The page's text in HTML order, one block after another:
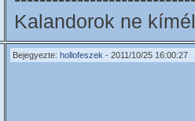
Kalandorok ne
Bejegyezte: hollofeszek - 2011/10/25 16:00:27